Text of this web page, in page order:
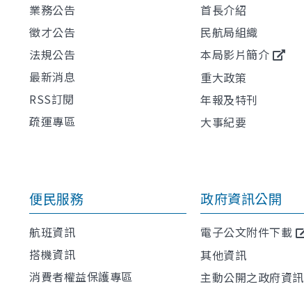
業務公告
徵才公告
法規公告
最新消息
RSS訂閱
疏運專區
首長介紹
民航局組織
本局影片簡介
重大政策
年報及特刊
大事紀要
便民服務
航班資訊
搭機資訊
消費者權益保護專區
政府資訊公開
電子公文附件下載
其他資訊
主動公開之政府資訊